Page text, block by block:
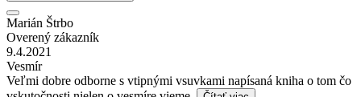
Marián Štrbo
Overený zákazník
9.4.2021
Vesmír
Veľmi dobre odborne s vtipnými vsuvkami napísaná kniha o tom čo